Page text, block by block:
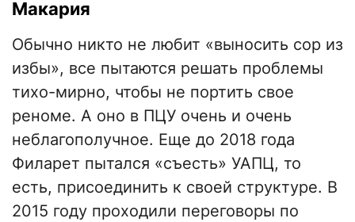
Макария
Обычно никто не любит «выносить сор из
избы», все пытаются решать проблемы
тихо-мирно, чтобы не портить свое
реноме. А оно в ПЦУ очень и очень
неблагополучное. Еще до 2018 года
Филарет пытался «съесть» УАПЦ, то
есть, присоединить к своей структуре. В
2015 году проходили переговоры по